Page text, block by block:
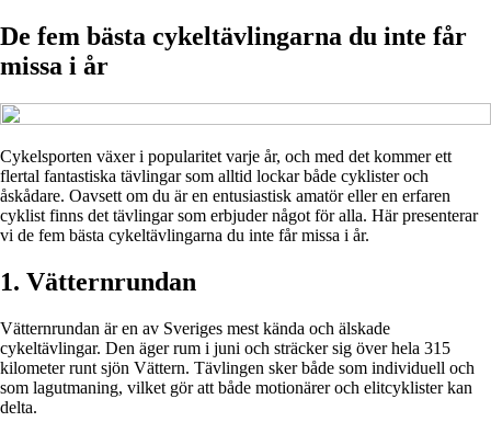
De fem bästa cykeltävlingarna du inte får
missa i år
Cykelsporten växer i popularitet varje år, och med det kommer ett
flertal fantastiska tävlingar som alltid lockar både cyklister och
åskådare. Oavsett om du är en entusiastisk amatör eller en erfaren
cyklist finns det tävlingar som erbjuder något för alla. Här presenterar
vi de fem bästa cykeltävlingarna du inte får missa i år.
1. Vätternrundan
Vätternrundan är en av Sveriges mest kända och älskade
cykeltävlingar. Den äger rum i juni och sträcker sig över hela 315
kilometer runt sjön Vättern. Tävlingen sker både som individuell och
som lagutmaning, vilket gör att både motionärer och elitcyklister kan
delta.